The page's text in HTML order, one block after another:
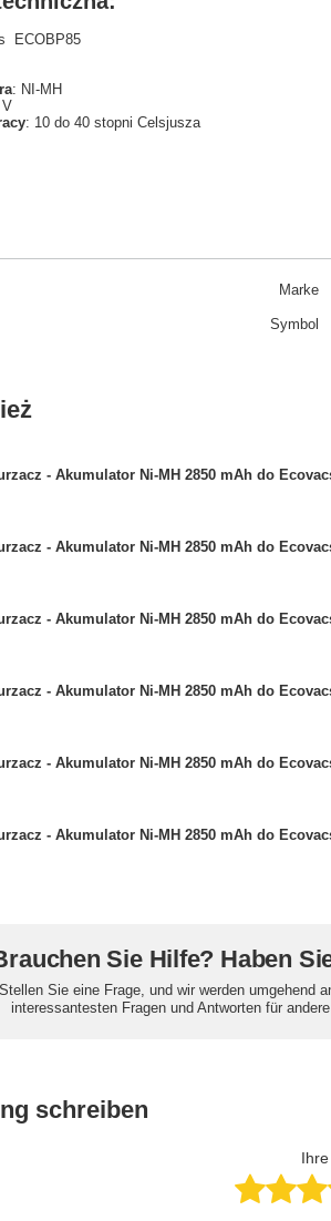
ECOBP85
: NI-MH
V
: 10 do 40 stopni Celsjusza
Marke
Symbol
- Akumulator Ni-MH 2850 mAh do
- Akumulator Ni-MH 2850 mAh do
- Akumulator Ni-MH 2850 mAh do
- Akumulator Ni-MH 2850 mAh do
- Akumulator Ni-MH 2850 mAh do
- Akumulator Ni-MH 2850 mAh do
Sie Hilfe? Haben
Stellen Sie eine Frage, und wir werden umgehend
interessantesten Fragen und Antworten für
schreiben